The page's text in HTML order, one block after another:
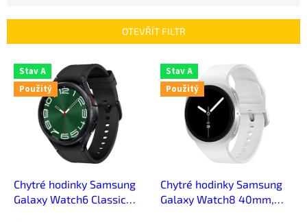
r
OTEVŘÍT FILTR
V
p
Stav A
Použitý
Chytré hodinky Samsung
Galaxy Watch6 Classic
Stav A
Použitý
Chytré hodinky Samsung
Galaxy Watch8 40mm,